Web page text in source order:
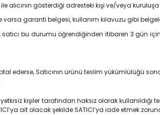
alıcının gösterdiği adresteki kişi ve/veya
varsa garanti belgesi, kullanım kılavuzu gibi
bu durumu öğrendiğinden itibaren 3 gün
ederse, Satıcının ürünü teslim yükümlülüğü
yetkisiz kişiler tarafından haksız olarak
ait olacak şekilde SATICI’ya iade etmek